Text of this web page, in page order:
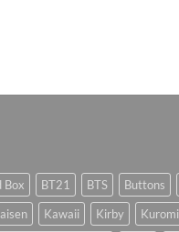
Box BT21 BTS Buttons
Kawaii Kirby Kuromi